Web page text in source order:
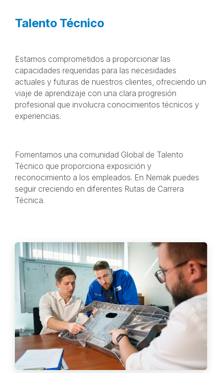
Talento Técnico
Estamos comprometidos a proporcionar las
capacidades requeridas para las necesidades
actuales y futuras de nuestros clientes, ofreciendo un
viaje de aprendizaje con una clara progresión
profesional que involucra conocimientos técnicos y
experiencias.
Fomentamos una comunidad Global de Talento
Técnico que proporciona exposición y
reconocimiento a los empleados. En Nemak puedes
seguir creciendo en diferentes Rutas de Carrera
Técnica.